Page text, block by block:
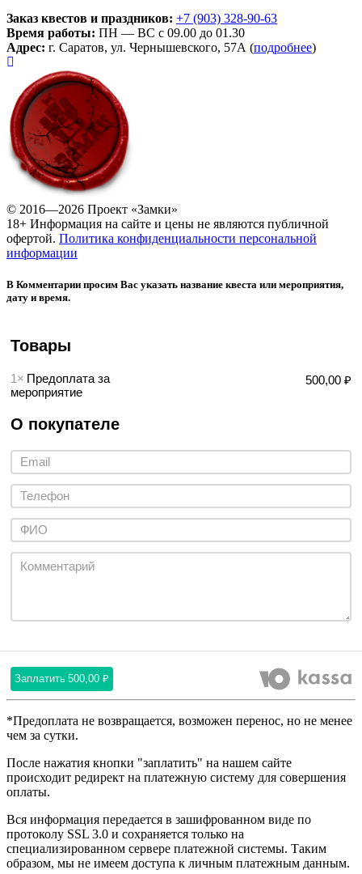
Заказ квестов и праздников: +7 (903) 328-90-63
Время работы: ПН — ВС с 09.00 до 01.30
Адрес: г. Саратов, ул. Чернышевского, 57А (подробнее)
© 2016—2026 Проект «Замки»
18+ Информация на сайте и цены не являются публичной
офертой. Политика конфиденциальности персональной
информации
В Комментарии просим Вас указать название квеста или мероприятия,
дату и время.
Товары
1× Предоплата за
мероприятие
500,00 ₽
О покупателе
Заплатить 500,00 ₽
*Предоплата не возвращается, возможен перенос, но не менее
чем за сутки.
После нажатия кнопки "заплатить" на нашем сайте
происходит редирект на платежную систему для совершения
оплаты.
Вся информация передается в зашифрованном виде по
протоколу SSL 3.0 и сохраняется только на
специализированном сервере платежной системы. Таким
образом, мы не имеем доступа к личным платежным данным.